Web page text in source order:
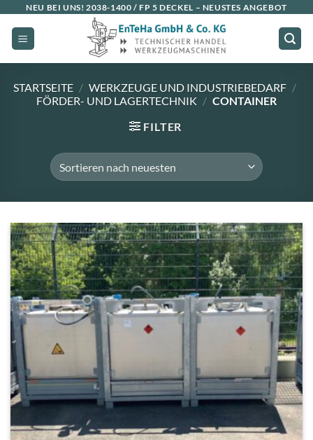
Inhalt
springen
NEU BEI UNS! 2038-1400 / FP 5 DECKEL – NEUSTES ANGEBOT
STARTSEITE / WERKZEUGE UND INDUSTRIEBEDARF /
FÖRDER- UND LAGERTECHNIK / CONTAINER
FILTER